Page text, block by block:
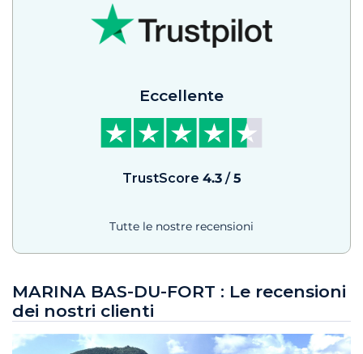
Eccellente
TrustScore 4.3/ 5
Tutte le nostre recensioni
MARINA BAS-DU-FORT : Le recensioni
dei nostri clienti